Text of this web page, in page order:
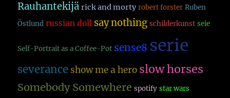
Rauhantekijä rick and morty robert forster Ruben
Östlund russian doll say nothing schilderkunst seie
Self-Portrait as a Coffee-Pot sense8 serie
severance show me a hero slow horses
Somebody Somewhere spotify star wars